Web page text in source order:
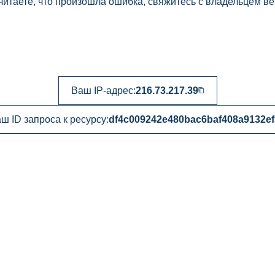
Ваш IP-адрес:216.73.217.39
ID запроса к ресурсу: